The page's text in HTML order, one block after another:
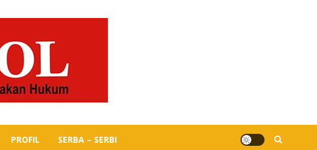
PROFIL SERBA – SERBI